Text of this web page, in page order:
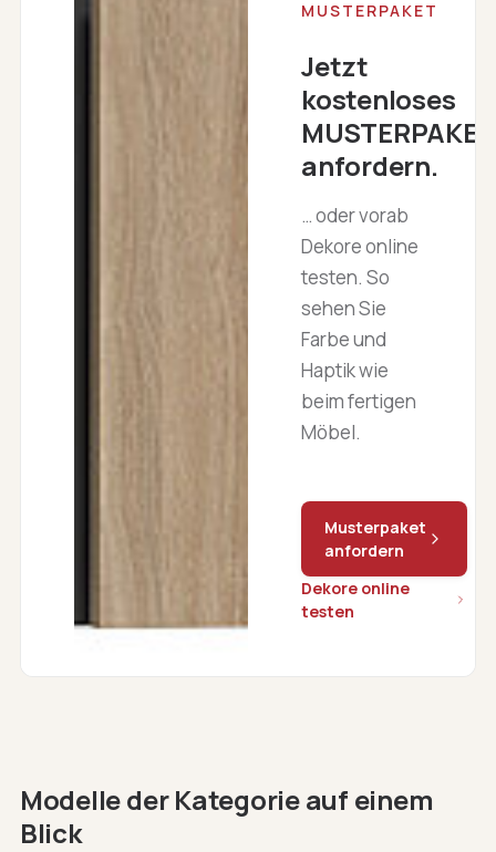
MUSTERPAKET
Jetzt
kostenloses
MUSTERPAKET
anfordern.
… oder vorab
Dekore online
testen. So
sehen Sie
Farbe und
Haptik wie
beim fertigen
Möbel.
Musterpaket
anfordern
Dekore online
testen
Modelle der Kategorie auf einem
Blick